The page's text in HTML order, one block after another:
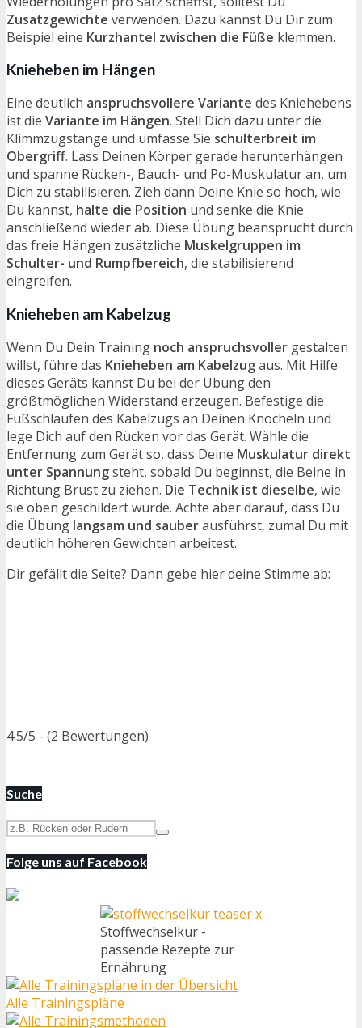
Zusatzgewichte verwenden. Dazu kannst Du Dir zum
Beispiel eine Kurzhantel zwischen die Füße klemmen.
Knieheben im Hängen
Eine deutlich anspruchsvollere Variante des Kniehebens
ist die Variante im Hängen. Stell Dich dazu unter die
Klimmzugstange und umfasse Sie schulterbreit im
Obergriff. Lass Deinen Körper gerade herunterhängen
und spanne Rücken-, Bauch- und Po-Muskulatur an, um
Dich zu stabilisieren. Zieh dann Deine Knie so hoch, wie
Du kannst, halte die Position und senke die Knie
anschließend wieder ab. Diese Übung beansprucht durch
das freie Hängen zusätzliche Muskelgruppen im
Schulter- und Rumpfbereich, die stabilisierend
eingreifen.
Knieheben am Kabelzug
Wenn Du Dein Training noch anspruchsvoller gestalten
willst, führe das Knieheben am Kabelzugaus. Mit Hilfe
dieses Geräts kannst Du bei der Übung den
größtmöglichen Widerstand erzeugen. Befestige die
Fußschlaufen des Kabelzugs an Deinen Knöcheln und
lege Dich auf den Rücken vor das Gerät. Wähle die
Entfernung zum Gerät so, dass Deine Muskulatur direkt
unter Spannungsteht, sobald Du beginnst, die Beine in
Richtung Brust zu ziehen. Die Technik ist dieselbe, wie
sie oben geschildert wurde. Achte aber darauf, dass Du
die Übung langsam und sauberausführst, zumal Du mit
deutlich höheren Gewichten arbeitest.
Dir gefällt die Seite? Dann gebe hier deine Stimme ab:
4.5/5 - (2 Bewertungen)
Suche
Folge uns auf Facebook
Stoffwechselkur -
passende Rezepte zur
Ernährung
Alle Trainingspläne